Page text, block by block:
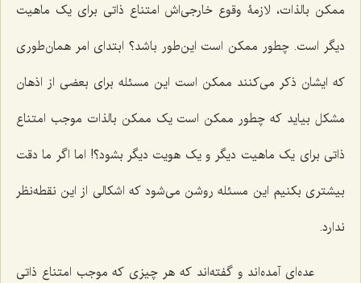
ممکن بالذات، لازمۀ وقوع خارجی‌اش امتناع ذاتى براى یک ماهیت
دیگر است. چطور ممکن است این‌طور باشد؟ ابتداى امر همان‌طورى
که ایشان ذکر مى‌کنند ممکن است این مسئله براى بعضى از اذهان
مشکل بیاید که چطور ممکن است یک ممکن بالذات موجب امتناع
ذاتى براى یک ماهیت دیگر و یک هویت دیگر بشود؟! اما اگر ما دقت
بیشترى بکنیم این مسئله روشن مى‌شود که اشکالى از این نقطه‌نظر
ندارد.
عده‌اى آمده‌اند و گفته‌اند که هر چیزى که موجب امتناع ذاتى